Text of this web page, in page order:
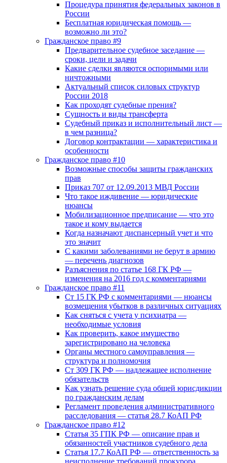
Процедура принятия федеральных законов в
России
Бесплатная юридическая помощь —
возможно ли это?
Гражданское право #9
Предварительное судебное заседание —
сроки, цели и задачи
Какие сделки являются оспоримыми или
ничтожными
Актуальный список силовых структур
России 2018
Как проходят судебные прения?
Сущность и виды трансферта
Судебный приказ и исполнительный лист —
в чем разница?
Договор контрактации — характеристика и
особенности
Гражданское право #10
Возможные способы защиты гражданских
прав
Приказ 707 от 12.09.2013 МВД России
Что такое иждивение — юридические
нюансы
Мобилизационное предписание — что это
такое и кому выдается
Когда назначают диспансерный учет и что
это значит
С какими заболеваниями не берут в армию
— перечень диагнозов
Разъяснения по статье 168 ГК РФ —
изменения на 2016 год с комментариями
Гражданское право #11
Ст 15 ГК РФ с комментариями — нюансы
возмещения убытков в различных ситуациях
Как сняться с учета у психиатра —
необходимые условия
Как проверить, какое имущество
зарегистрировано на человека
Органы местного самоуправления —
структура и полномочия
Ст 309 ГК РФ — надлежащее исполнение
обязательств
Как узнать решение суда общей юрисдикции
по гражданским делам
Регламент проведения административного
расследования — статья 28.7 КоАП РФ
Гражданское право #12
Статья 35 ГПК РФ — описание прав и
обязанностей участников судебного дела
Статья 17.7 КоАП РФ — ответственность за
неисполнение требований прокурора